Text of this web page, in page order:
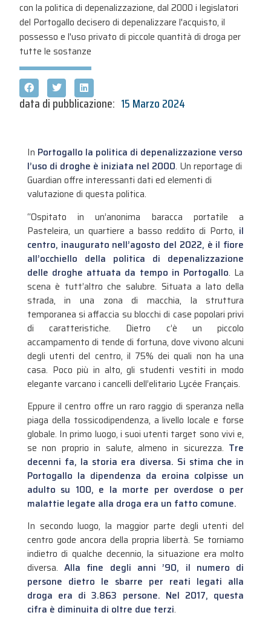
con la politica di depenalizzazione, dal 2000 i legislatori
del Portogallo decisero di depenalizzare l'acquisto, il
possesso e l'uso privato di piccole quantità di droga per
tutte le sostanze
data di pubblicazione: 15 Marzo 2024
In Portogallo la politica di depenalizzazione verso
l’uso di droghe è iniziata nel 2000. Un reportage di
Guardian offre interessanti dati ed elementi di
valutazione di questa politica.
“Ospitato in un’anonima baracca portatile a
Pasteleira, un quartiere a basso reddito di Porto, il
centro, inaugurato nell’agosto del 2022, è il fiore
all’occhiello della politica di depenalizzazione
delle droghe attuata da tempo in Portogallo. La
scena è tutt’altro che salubre. Situata a lato della
strada, in una zona di macchia, la struttura
temporanea si affaccia su blocchi di case popolari privi
di caratteristiche. Dietro c’è un piccolo
accampamento di tende di fortuna, dove vivono alcuni
degli utenti del centro, il 75% dei quali non ha una
casa. Poco più in alto, gli studenti vestiti in modo
elegante varcano i cancelli dell’elitario Lycée Français.
Eppure il centro offre un raro raggio di speranza nella
piaga della tossicodipendenza, a livello locale e forse
globale. In primo luogo, i suoi utenti target sono vivi e,
se non proprio in salute, almeno in sicurezza. Tre
decenni fa, la storia era diversa. Si stima che in
Portogallo la dipendenza da eroina colpisse un
adulto su 100, e la morte per overdose o per
malattie legate alla droga era un fatto comune.
In secondo luogo, la maggior parte degli utenti del
centro gode ancora della propria libertà. Se torniamo
indietro di qualche decennio, la situazione era molto
diversa.Alla fine degli anni ’90, il numero di
persone dietro le sbarre per reati legati alla
droga era di 3.863 persone. Nel 2017, questa
cifra è diminuita di oltre due terzi.